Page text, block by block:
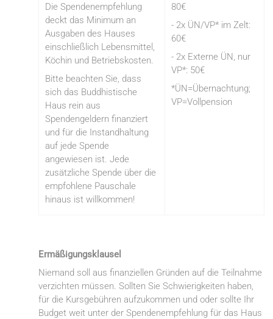
Die Spendenempfehlung
deckt das Minimum an
Ausgaben des Hauses
einschließlich Lebensmittel,
Köchin und Betriebskosten.
Bitte beachten Sie, dass
sich das Buddhistische
Haus rein aus
Spendengeldern finanziert
und für die Instandhaltung
auf jede Spende
angewiesen ist. Jede
zusätzliche Spende über die
empfohlene Pauschale
hinaus ist willkommen!
80€
- 2x ÜN/VP* im Zelt:
60€
- 2x Externe ÜN, nur
VP*: 50€
*ÜN=Übernachtung;
VP=Vollpension
Ermäßigungsklausel
Niemand soll aus finanziellen Gründen auf die Teilnahme
verzichten müssen. Sollten Sie Schwierigkeiten haben,
für die Kursgebühren aufzukommen und oder sollte Ihr
Budget weit unter der Spendenempfehlung für das Haus